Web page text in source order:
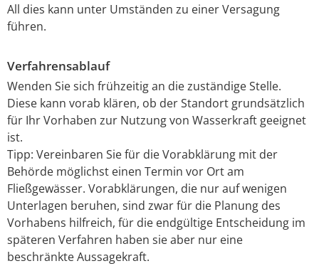
All dies kann unter Umständen zu einer Versagung
führen.
Verfahrensablauf
Wenden Sie sich frühzeitig an die zuständige Stelle.
Diese kann vorab klären, ob der Standort grundsätzlich
für Ihr Vorhaben zur Nutzung von Wasserkraft geeignet
ist.
Tipp: Vereinbaren Sie für die Vorabklärung mit der
Behörde möglichst einen Termin vor Ort am
Fließgewässer. Vorabklärungen, die nur auf wenigen
Unterlagen beruhen, sind zwar für die Planung des
Vorhabens hilfreich, für die endgültige Entscheidung im
späteren Verfahren haben sie aber nur eine
beschränkte Aussagekraft.